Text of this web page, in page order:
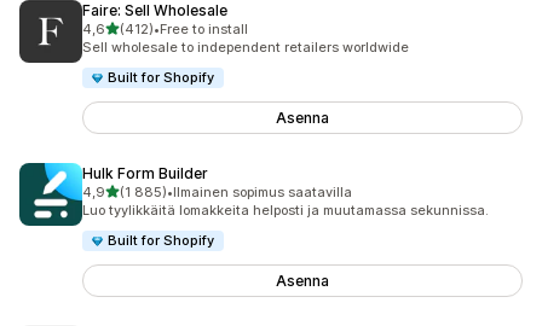
Faire: Sell Wholesale
4,6/ 5 tähteä
(412)
412 arvostelua yhteensä
•Free to install
Sell wholesale to independent retailers worldwide
Built for Shopify
Asenna
Hulk Form Builder
4,9/ 5 tähteä
(1 885)
1885 arvostelua yhteensä
•Ilmainen sopimus saatavilla
Luo tyylikkäitä lomakkeita helposti ja muutamassa sekunnissa.
Built for Shopify
Asenna